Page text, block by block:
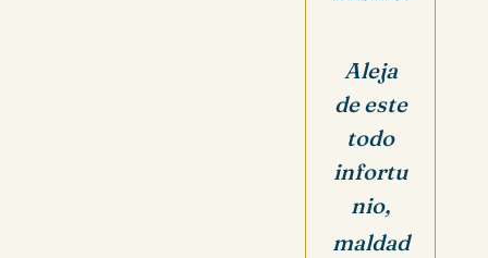
Aleja
de este
todo
infortu
nio,
maldad